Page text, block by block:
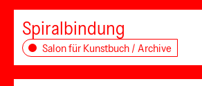
Spiralbindung
Salon für Kunstbuch / Archive